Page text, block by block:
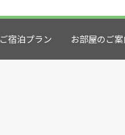
ご宿泊プラン お部屋のご